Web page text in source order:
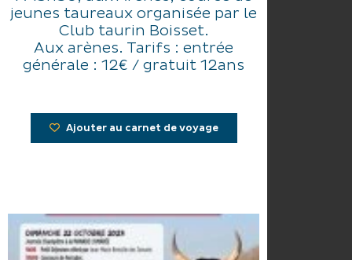
jeunes taureaux organisée par le
Club taurin Boisset.
Aux arènes. Tarifs : entrée
générale : 12€ / gratuit 12ans
Ajouter au carnet de voyage